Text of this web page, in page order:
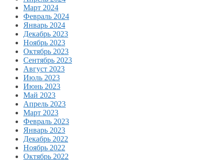
Март 2024
Февраль 2024
Январь 2024
Декабрь 2023
Ноябрь 2023
Октябрь 2023
Сентябрь 2023
Август 2023
Июль 2023
Июнь 2023
Май 2023
Апрель 2023
Март 2023
Февраль 2023
Январь 2023
Декабрь 2022
Ноябрь 2022
Октябрь 2022